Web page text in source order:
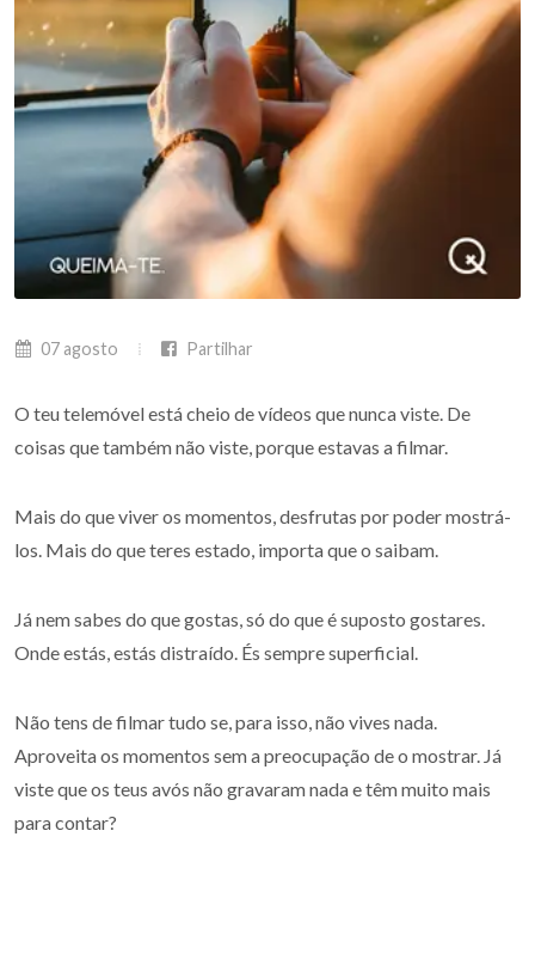
07 agosto Partilhar
O teu telemóvel está cheio de vídeos que nunca viste. De
coisas que também não viste, porque estavas a filmar.
Mais do que viver os momentos, desfrutas por poder mostrá-
los. Mais do que teres estado, importa que o saibam.
Já nem sabes do que gostas, só do que é suposto gostares.
Onde estás, estás distraído. És sempre superficial.
Não tens de filmar tudo se, para isso, não vives nada.
Aproveita os momentos sem a preocupação de o mostrar. Já
viste que os teus avós não gravaram nada e têm muito mais
para contar?